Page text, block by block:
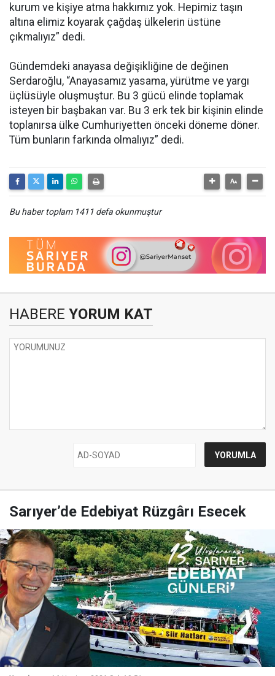
kurum ve kişiye atma hakkımız yok. Hepimiz taşın
altına elimiz koyarak çağdaş ülkelerin üstüne
çıkmalıyız” dedi.
Gündemdeki anayasa değişikliğine de değinen
Serdaroğlu, “Anayasamız yasama, yürütme ve yargı
üçlüsüyle oluşmuştur. Bu 3 gücü elinde toplamak
isteyen bir başbakan var. Bu 3 erk tek bir kişinin elinde
toplanırsa ülke Cumhuriyetten önceki döneme döner.
Tüm bunların farkında olmalıyız” dedi.
Bu haber toplam 1411 defa okunmuştur
HABERE YORUM KAT
Sarıyer’de Edebiyat Rüzgârı Esecek